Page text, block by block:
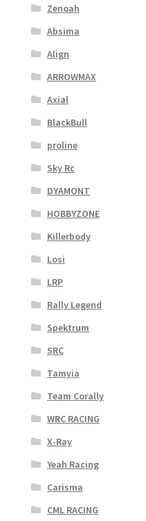
Zenoah
Absima
Align
ARROWMAX
Axial
BlackBull
proline
Sky Rc
DYAMONT
HOBBYZONE
Killerbody
Losi
LRP
Rally Legend
Spektrum
SRC
Tamyia
Team Corally
WRC RACING
X-Ray
Yeah Racing
Carisma
CML RACING